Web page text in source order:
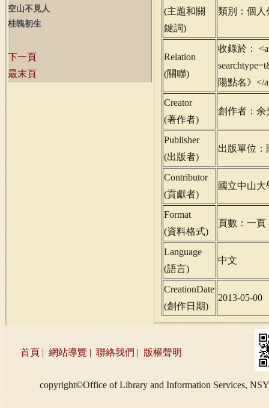
空山不見人
桂魄初生
下一頁
最末頁
(主題和關
鍵詞)
類別：個人
Relation
(關聯)
收錄於： <a
陽點名》</
Creator
(著作者)
創作者：余
Publisher
(出版者)
出版單位：
Contributor
(貢獻者)
國立中山大
Format
(資料格式)
頁數：一頁
Language
(語言)
中文
CreationDate
(創作日期)
2013-05-00
首頁 | 網站導覽 | 聯絡我們 | 版權聲明
copyright©Office of Library and Information Services,